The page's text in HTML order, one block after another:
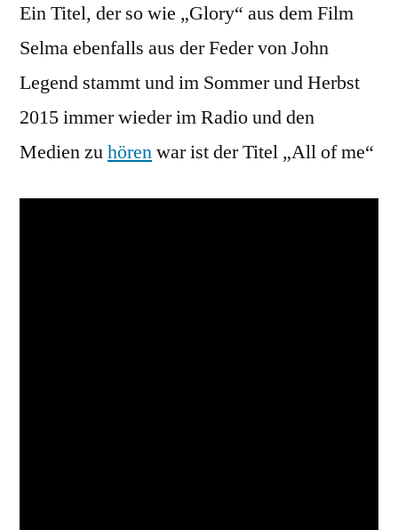
zum
of
me
Ein Titel, der so wie „Glory“ aus dem Film
Selma ebenfalls aus der Feder von John
Legend stammt und im Sommer und Herbst
2015 immer wieder im Radio und den
Medien zuhörenwar ist der Titel „All of me“